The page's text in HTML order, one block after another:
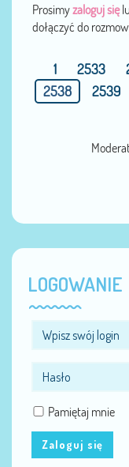
Prosimyzaloguj się
dołączyć do
1 2533
2538
2539
LOGOWANIE
Pamiętaj mnie
Zaloguj się